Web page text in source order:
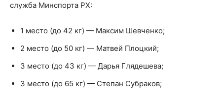
служба Минспорта РХ:
1 место (до 42 кг) — Максим Шевченко;
2 место (до 50 кг) — Матвей Плоцкий;
3 место (до 43 кг) — Дарья Глядешева;
3 место (до 65 кг) — Степан Субраков;